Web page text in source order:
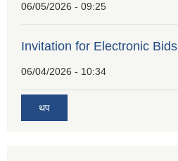
06/05/2026 - 09:25
Invitation for Electronic Bids
06/04/2026 - 10:34
थप